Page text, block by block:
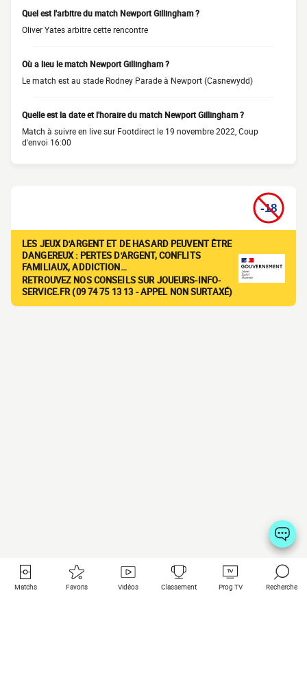
Quel est l'arbitre du match Newport Gillingham ?
Oliver Yates arbitre cette rencontre
Où a lieu le match Newport Gillingham ?
Le match est au stade Rodney Parade à Newport (Casnewydd)
Quelle est la date et l'horaire du match Newport Gillingham ?
Match à suivre en live sur Footdirect le 19 novembre 2022, Coup
d'envoi 16:00
LES JEUX D'ARGENT ET DE HASARD PEUVENT ÊTRE
DANGEREUX : PERTES D'ARGENT, CONFLITS
FAMILIAUX, ADDICTION…
RETROUVEZ NOS CONSEILS SUR JOUEURS-INFO-
SERVICE.FR (09 74 75 13 13 - APPEL NON SURTAXÉ)
Matchs Favoris Vidéos Classement Prog TV Recherche